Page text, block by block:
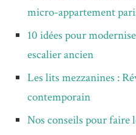
micro-appartement
10 idées pour
escalier ancien
Les lits mezzanines :
contemporain
Nos conseils pour faire